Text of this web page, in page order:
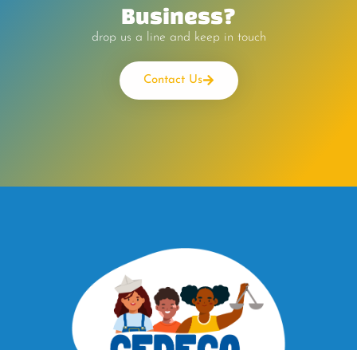
Business?
drop us a line and keep in touch
Contact Us